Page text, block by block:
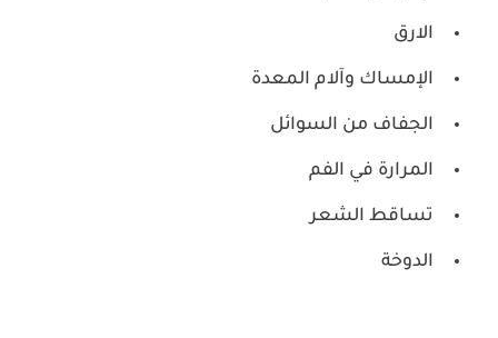
الارق
الإمساك وآلام المعدة
الجفاف من السوائل
المرارة في الفم
تساقط الشعر
الدوخة